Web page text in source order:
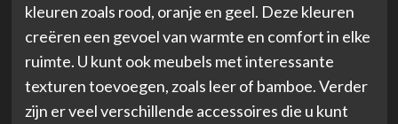
kleuren zoals rood, oranje en geel. Deze kleuren
creëren een gevoel van warmte en comfort in elke
ruimte. U kunt ook meubels met interessante
texturen toevoegen, zoals leer of bamboe. Verder
zijn er veel verschillende accessoires die u kunt